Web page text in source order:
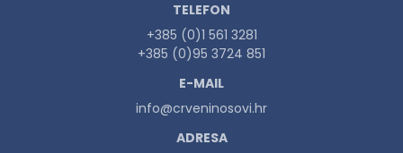
TELEFON
+385 (0)1 561 3281
+385 (0)95 3724 851
E-MAIL
info@crveninosovi.hr
ADRESA